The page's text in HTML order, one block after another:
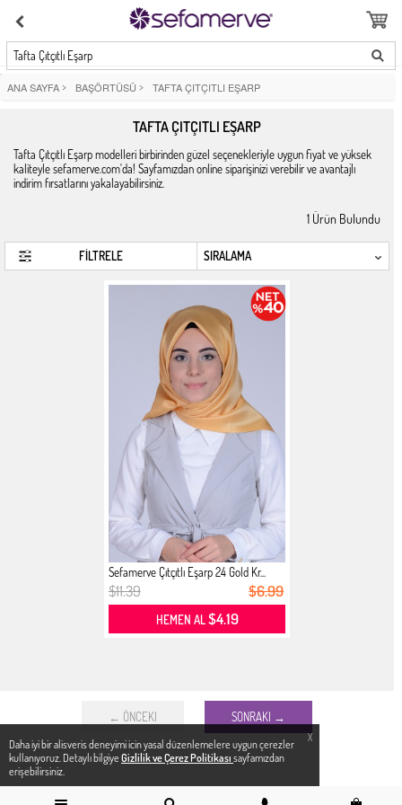
X
Daha iyi bir alisveris deneyimi icin yasal düzenlemelere uygun çerezler
kullanıyoruz. Detaylı bilgiye Gizlilik ve Çerez Politikası sayfamızdan
erişebilirsiniz.
Tafta Çıtçıtlı Eşarp
ANA SAYFA > BAŞÖRTÜSÜ > TAFTA ÇITÇITLI EŞARP
TAFTA ÇITÇITLI EŞARP
Tafta Çıtçıtlı Eşarp modelleri birbirinden güzel seçenekleriyle uygun fiyat ve yüksek
kaliteyle sefamerve.com'da! Sayfamızdan online siparişinizi verebilir ve avantajlı
indirim fırsatlarını yakalayabilirsiniz.
1 Ürün Bulundu
FİLTRELE
Sefamerve Çıtçıtlı Eşarp 24 Gold Kr...
$11.39 $6.99
HEMEN AL$4.19
← ÖNCEKI SONRAKI →